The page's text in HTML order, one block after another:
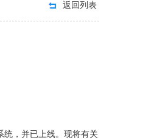
返回列表
统，并已上线。现将有关